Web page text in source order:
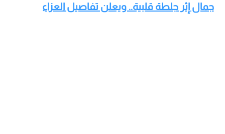
جمال إثر جلطة قلبية.. ويعلن تفاصيل العزاء